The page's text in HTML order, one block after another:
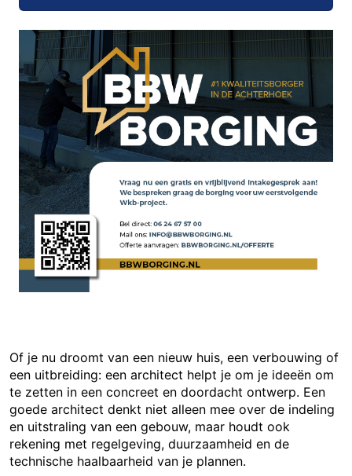
Of je nu droomt van een nieuw huis, een verbouwing of
een uitbreiding: een architect helpt je om je ideeën om
te zetten in een concreet en doordacht ontwerp. Een
goede architect denkt niet alleen mee over de indeling
en uitstraling van een gebouw, maar houdt ook
rekening met regelgeving, duurzaamheid en de
technische haalbaarheid van je plannen.